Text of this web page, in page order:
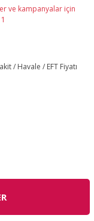
ve kampanyalar için
/ Havale / EFT Fiyatı